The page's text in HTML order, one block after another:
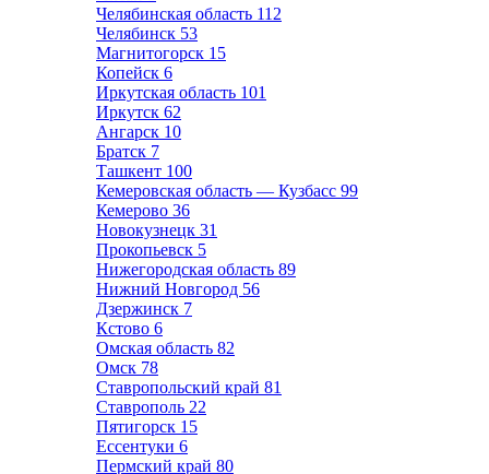
Челябинская область 112
Челябинск 53
Магнитогорск 15
Копейск 6
Иркутская область 101
Иркутск 62
Ангарск 10
Братск 7
Ташкент 100
Кемеровская область — Кузбасс 99
Кемерово 36
Новокузнецк 31
Прокопьевск 5
Нижегородская область 89
Нижний Новгород 56
Дзержинск 7
Кстово 6
Омская область 82
Омск 78
Ставропольский край 81
Ставрополь 22
Пятигорск 15
Ессентуки 6
Пермский край 80